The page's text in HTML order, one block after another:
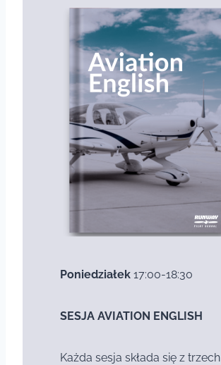
Poniedziałek 17:00-18:30
SESJA AVIATION ENGLISH
Każda sesja składa się z trzech